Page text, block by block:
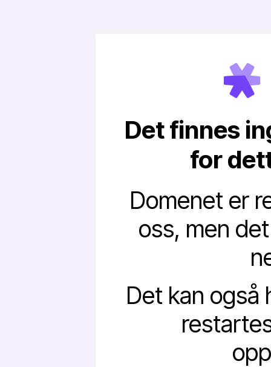
Det finnes
for
Domenet er
oss, men
Det kan